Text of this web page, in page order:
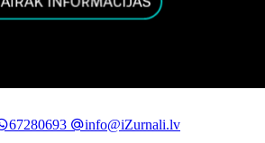
67280693
info@iZurnali.lv